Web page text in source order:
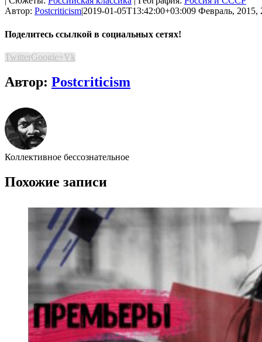
Автор: Postcriticism|2019-01-05T13:42:00+03:009 Февраль, 2015,
Поделитесь ссылкой в социальных сетях!
TwitterGoogle+Vk
Автор: Postcriticism
Коллективное бессознательное
Похожие записи